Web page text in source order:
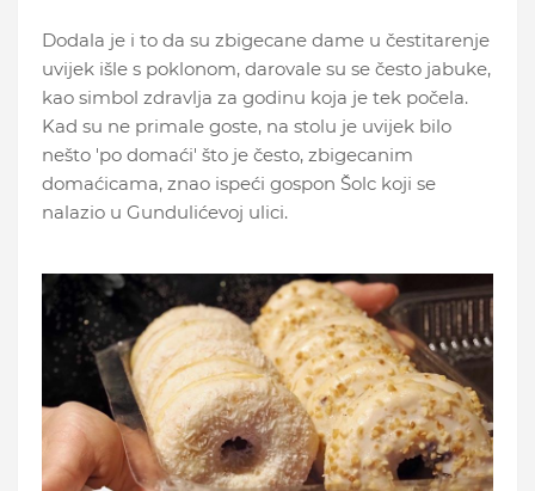
Dodala je i to da su zbigecane dame u čestitarenje
uvijek išle s poklonom, darovale su se često jabuke,
kao simbol zdravlja za godinu koja je tek počela.
Kad su ne primale goste, na stolu je uvijek bilo
nešto 'po domaći' što je često, zbigecanim
domaćicama, znao ispeći gospon Šolc koji se
nalazio u Gundulićevoj ulici.